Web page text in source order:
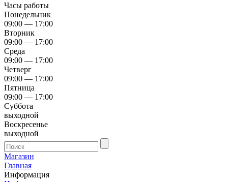
Часы работы
Понедельник
09:00 — 17:00
Вторник
09:00 — 17:00
Среда
09:00 — 17:00
Четверг
09:00 — 17:00
Пятница
09:00 — 17:00
Суббота
выходной
Воскресенье
выходной
Магазин
Главная
Информация